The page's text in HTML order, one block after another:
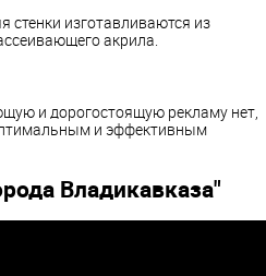
стенки изготавливаются из
акрила.
и дорогостоящую рекламу нет,
и эффективным
Владикавказа"